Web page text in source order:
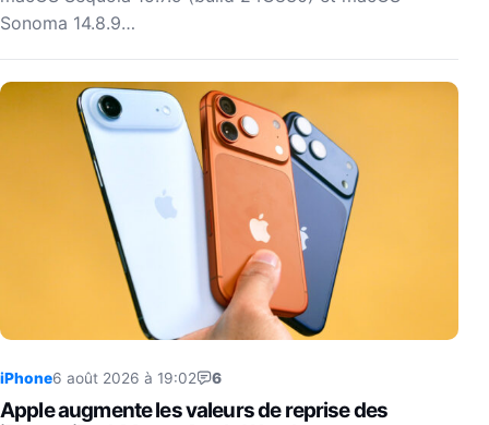
Sonoma 14.8.9…
iPhone6 août 2026 à 19:02 6
Apple augmente les valeurs de reprise des